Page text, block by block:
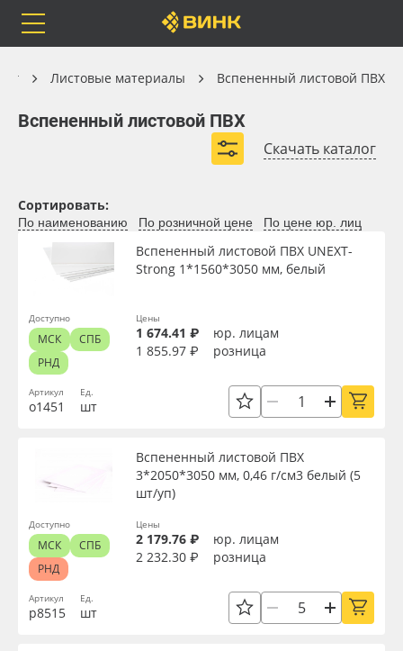
Orafol
Бренды
Доставка
Оплата
Сервис
Контакты
Блог
Рулонные материалы
Самоклеящиеся плёнки
Листовые материалы
Чернила
Клей, скотчи и крепёж
Мобильные конструкции и POS-материалы
Профильные системы
Сублимация и термотрансфер
Светотехника
Листовые материалы Вспененный листовой ПВХ
Вспененный листовой ПВХ
Скачать каталог
Листовые материалы
Вспененный листовой ПВХ
Бюджетный вспененный ПВХ
Вспененный ПВХ Unext Strong
Толщина, мм
Ширина, мм
Длина, мм
Сортировать:
По наименованию По розничной цене По цене юр. лиц
Артикул
о1451
Вспененный листовой ПВХ UNEXT-
Strong 1*1560*3050 мм, белый
Ед.
шт
Цены
1 674.41 ₽
юр. лицам
1 855.97 ₽
розница
Доступно
МСК
СПБ
РНД
Артикул
р8515
Вспененный листовой ПВХ
3*2050*3050 мм, 0,46 г/см3 белый (5
шт/уп)
Ед.
шт
Цены
2 179.76 ₽
юр. лицам
2 232.30 ₽
розница
Доступно
МСК
СПБ
РНД